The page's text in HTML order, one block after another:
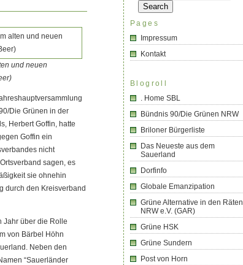
und neuen
Die Grünen in der
Herbert Goffin, hatte
Goffin ein
nicht
sagen, es
sie ohnehin
durch den Kreisverband
Jahr über die Rolle
von Bärbel Höhn
Neben den
“Sauerländer
Pages
Impressum
Kontakt
Blogroll
. Home SBL
Bündnis 90/Die Grünen NRW
Briloner Bürgerliste
Das Neueste aus dem
Sauerland
Dorfinfo
Globale Emanzipation
Grüne Alternative in den Räten
NRW e.V. (GAR)
Grüne HSK
Grüne Sundern
Post von Horn